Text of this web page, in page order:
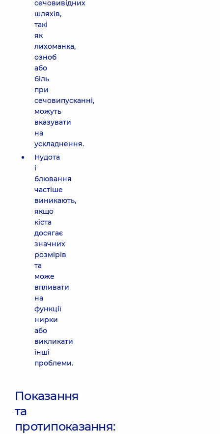
сечовивідних
шляхів,
такі
як
лихоманка,
озноб
або
біль
при
сечовипусканні,
можуть
вказувати
на
ускладнення.
Нудота
і
блювання
частіше
виникають,
якщо
кіста
досягає
значних
розмірів
та
може
впливати
на
функції
нирки
або
викликати
інші
проблеми.
Показання
та
протипоказання: